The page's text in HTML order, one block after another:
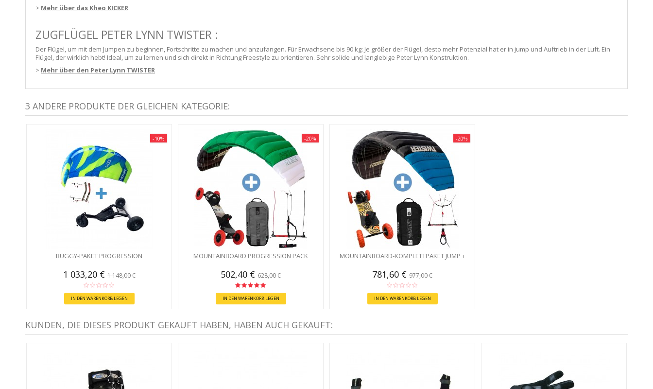
> Mehr über das Kheo KICKER
ZUGFLÜGEL PETER LYNN TWISTER :
Der Flügel, um mit dem Jumpen zu beginnen, Fortschritte zu machen und anzufangen. Für Erwachsene bis 90 kg: Je größer der Flügel, desto mehr Potenzial hat er in jump und Auftrieb in der Luft. Ein
Flügel, der wirklich hebt! Ideal, um zu lernen und sich direkt in Richtung Freestyle zu orientieren. Sehr solide und langlebige Peter Lynn Konstruktion.
> Mehr über den Peter Lynn TWISTER
3 ANDERE PRODUKTE DER GLEICHEN KATEGORIE:
-10%
BUGGY-PAKET PROGRESSION
1 033,20 €1 148,00 €
IN DEN WARENKORB LEGEN
-20%
MOUNTAINBOARD PROGRESSION PACK
502,40 € 628,00 €
IN DEN WARENKORB LEGEN
-20%
MOUNTAINBOARD-KOMPLETTPAKET JUMP +
781,60 € 977,00 €
IN DEN WARENKORB LEGEN
KUNDEN, DIE DIESES PRODUKT GEKAUFT HABEN, HABEN AUCH GEKAUFT: